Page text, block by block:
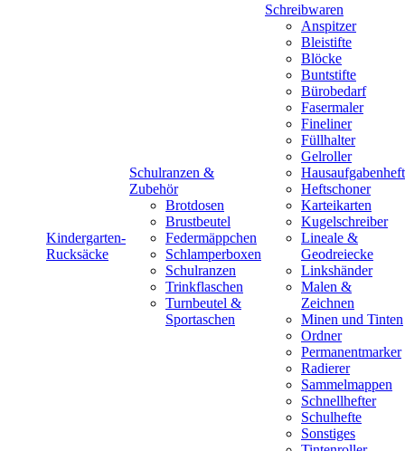
Kindergarten-
Rucksäcke
Schulranzen &
Zubehör
Brotdosen
Brustbeutel
Federmäppchen
Schlamperboxen
Schulranzen
Trinkflaschen
Turnbeutel &
Sportaschen
Schreibwaren
Anspitzer
Bleistifte
Blöcke
Buntstifte
Bürobedarf
Fasermaler
Fineliner
Füllhalter
Gelroller
Hausaufgabenheft
Heftschoner
Karteikarten
Kugelschreiber
Lineale &
Geodreiecke
Linkshänder
Malen &
Zeichnen
Minen und Tinten
Ordner
Permanentmarker
Radierer
Sammelmappen
Schnellhefter
Schulhefte
Sonstiges